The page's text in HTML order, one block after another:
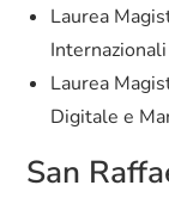
Laurea
Laurea
Digitale e
San